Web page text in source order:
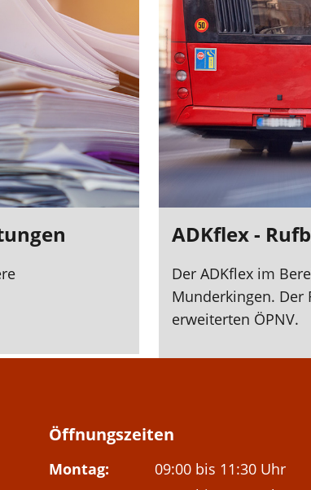
ADKflex -
Der ADKflex im
Munderkingen. Der
erweiterten ÖPNV.
Öffnungszeiten
Montag:
09:00 bis 11:30 Uhr